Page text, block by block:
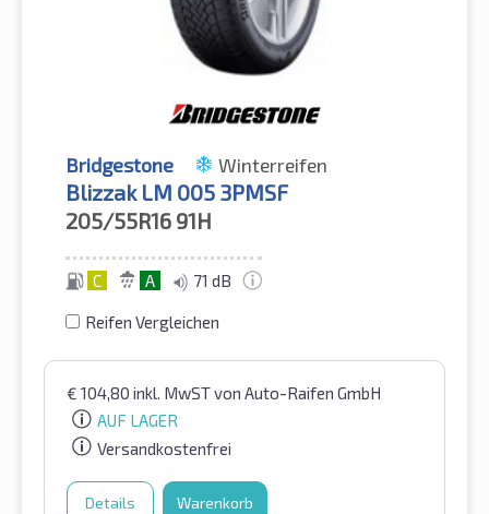
Bridgestone Winterreifen
Blizzak LM 005 3PMSF
205/55R16 91H
C A 71 dB
Reifen Vergleichen
€ 104,80 inkl. MwSTvon Auto-Raifen GmbH
AUF LAGER
Versandkostenfrei
Details Warenkorb